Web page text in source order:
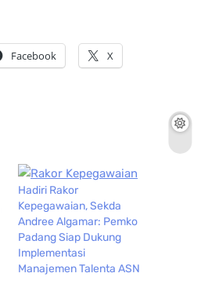
Facebook X
Hadiri Rakor
Kepegawaian, Sekda
Andree Algamar: Pemko
Padang Siap Dukung
Implementasi
Manajemen Talenta ASN